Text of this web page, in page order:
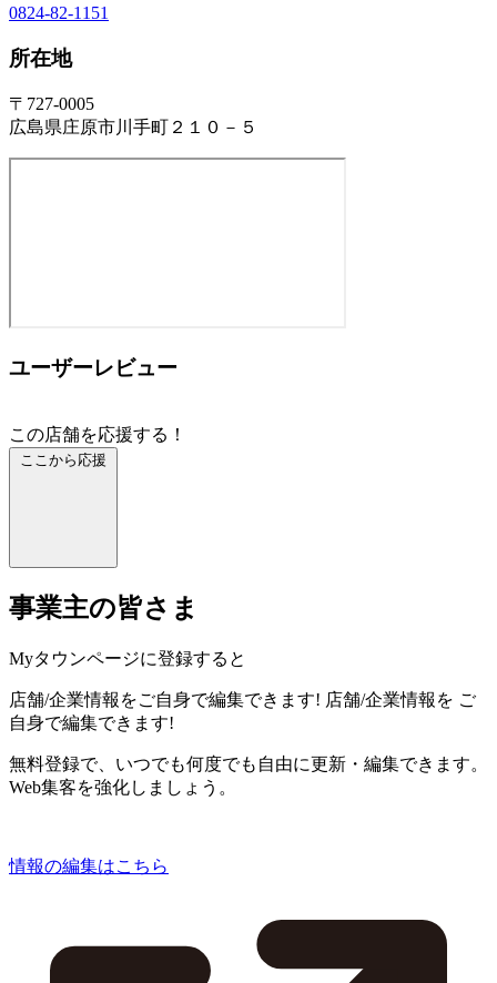
0824-82-1151
所在地
〒727-0005
広島県庄原市川手町２１０－５
ユーザーレビュー
この店舗を応援する！
ここから応援
事業主の皆さま
Myタウンページに登録すると
店舗/企業情報をご自身で編集できます! 店舗/企業情報を ご
自身で編集できます!
無料登録で、いつでも何度でも自由に更新・編集できます。
Web集客を強化しましょう。
情報の編集はこちら